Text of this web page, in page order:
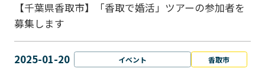
【千葉県香取市】「香取で婚活」ツアーの参加者を
募集します
2025-01-20 イベント 香取市